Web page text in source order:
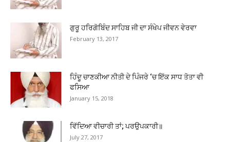
ਗੁਰੂ ਹਰਿਗੋਬਿੰਦ ਸਾਹਿਬ ਜੀ ਦਾ ਸੰਖੇਪ ਜੀਵਨ ਵੇਰਵਾ
February 13, 2017
ਹਿੰਦੂ ਚਾਣਕੀਆ ਨੀਤੀ ਦੇ ਪਿੰਜਰੇ ‘ਚ ਇੱਕ ਸਾਧ ਤੋਤਾ ਵੀ
ਫਸਿਆ
January 15, 2018
ਵਿੱਦਿਆ ਵੀਚਾਰੀ ਤਾਂ; ਪਰਉਪਕਾਰੀ॥
July 27, 2017